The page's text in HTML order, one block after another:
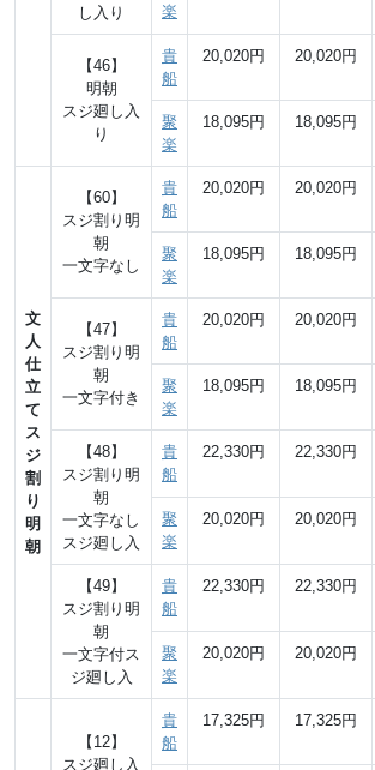
し入り
楽
【46】
明朝
スジ廻し入
り
貴
船
20,020円 20,020円
聚
楽
18,095円 18,095円
文
人
仕
立
て
ス
ジ
割
り
明
朝
【60】
スジ割り明
朝
一文字なし
貴
船
20,020円 20,020円
聚
楽
18,095円 18,095円
【47】
スジ割り明
朝
一文字付き
貴
船
20,020円 20,020円
聚
楽
18,095円 18,095円
【48】
スジ割り明
朝
一文字なし
スジ廻し入
貴
船
22,330円 22,330円
聚
楽
20,020円 20,020円
【49】
スジ割り明
朝
一文字付ス
ジ廻し入
貴
船
22,330円 22,330円
聚
楽
20,020円 20,020円
【12】
スジ廻し入
貴
船
17,325円 17,325円